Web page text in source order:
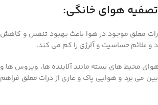
هوای خانگی:
معلق موجود در هوا باعث بهبود تنفس و کاهش
علائم حساسیت و آلرژی را کم می کند.
محیط های بسته مانند آلاینده ها، ویروس ها و
بین می برد و هوایی پاک و عاری از ذرات معلق فراهم